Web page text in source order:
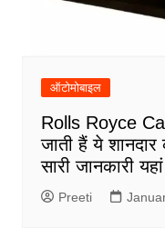
ऑटोमोबाइल
Rolls Royce
जाती हैं ये
सारी जानकारी
Preeti